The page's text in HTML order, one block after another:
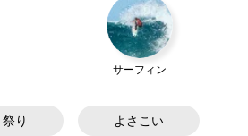
サーフィン
祭り よさこい